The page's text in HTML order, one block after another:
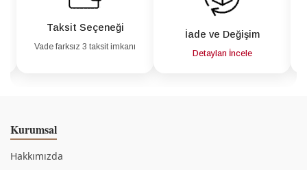
Taksit Seçeneği
Vade farksız 3 taksit imkanı
İade ve Değişim
Detayları İncele
Kurumsal
Hakkımızda